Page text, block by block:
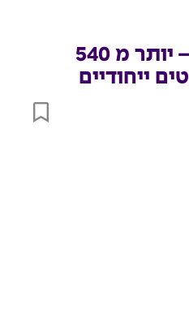
"יוצר התמונות" – יותר מ 540
ייחודיים